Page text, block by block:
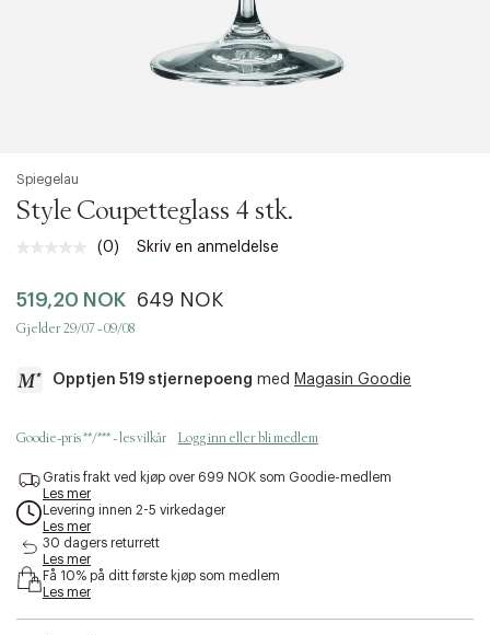
Spiegelau
Style Coupetteglass 4 stk.
Ingen
Samme
sidelenke.
(0) Skriv en anmeldelse
519,20 NOK 649 NOK
Gjelder 29/07 - 09/08
Opptjen 519 stjernepoeng med Magasin Goodie
c
e
s
s
b
i
i
Goodie-pris **/*** - les vilkår Logg inn eller bli medlem
Gratis frakt ved kjøp over 699 NOK som Goodie-medlem
Les mer
Levering innen 2-5 virkedager
Les mer
30 dagers returrett
Les mer
Få 10% på ditt første kjøp som medlem
Les mer